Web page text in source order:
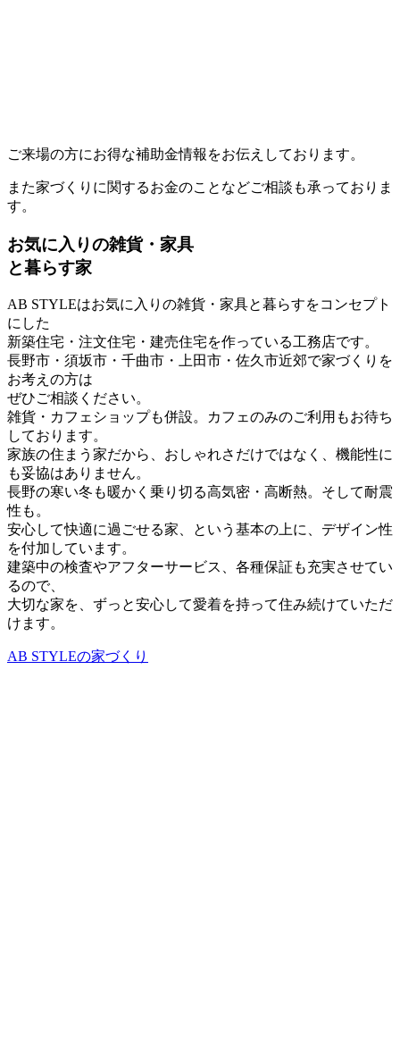
ご来場の方にお得な補助金情報をお伝えしております。
また家づくりに関するお金のことなどご相談も承っておりま
す。
お気に入りの雑貨・家具
と暮らす家
AB STYLEはお気に入りの雑貨・家具と暮らすをコンセプト
にした
新築住宅・注文住宅・建売住宅を作っている工務店です。
長野市・須坂市・千曲市・上田市・佐久市近郊で家づくりを
お考えの方は
ぜひご相談ください。
雑貨・カフェショップも併設。カフェのみのご利用もお待ち
しております。
家族の住まう家だから、おしゃれさだけではなく、機能性に
も妥協はありません。
長野の寒い冬も暖かく乗り切る高気密・高断熱。そして耐震
性も。
安心して快適に過ごせる家、という基本の上に、デザイン性
を付加しています。
建築中の検査やアフターサービス、各種保証も充実させてい
るので、
大切な家を、ずっと安心して愛着を持って住み続けていただ
けます。
AB STYLEの家づくり